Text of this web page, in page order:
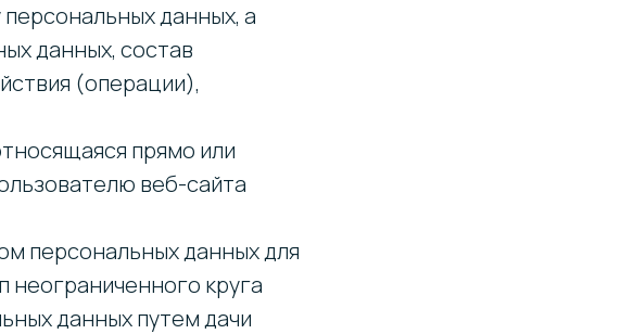
данных, а
данных, состав
(операции),
прямо или
веб-сайта
персональных данных для
неограниченного круга
данных путем дачи